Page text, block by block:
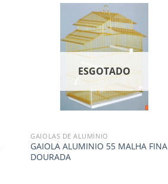
ESGOTADO
GAIOLAS DE ALUMÍNIO
GAIOLA ALUMINIO 55 MALHA FINA
DOURADA